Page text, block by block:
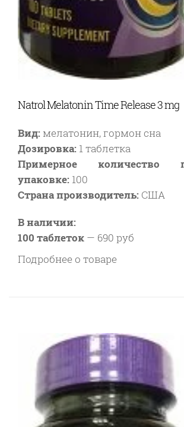
Natrol Melatonin Time Release 3 mg
Вид: мелатонин, гормон сна
Дозировка: 1 таблетка
Примерное
упаковке: 100
Страна производитель: США
В наличии:
100 таблеток — 690 руб
Подробнее о товаре